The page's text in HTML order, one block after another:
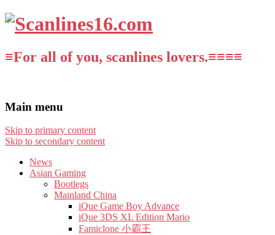
≡For all of you, scanlines lovers.≡≡≡≡
Main menu
Skip to primary content
Skip to secondary content
News
Asian Gaming
Bootlegs
Mainland China
iQue Game Boy Advance
iQue 3DS XL Edition Mario
Famiclone 小霸王